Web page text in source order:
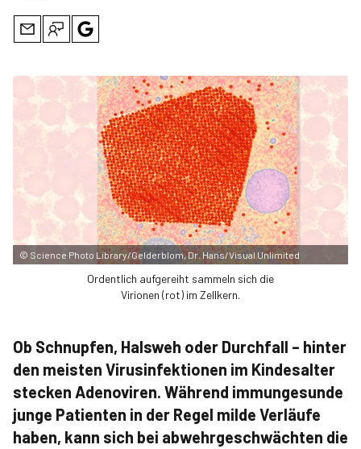
© Science Photo Library/Gelderblom, Dr. Hans/Visual Unlimited
Ordentlich aufgereiht sammeln sich die
Virionen (rot) im Zellkern.
Ob Schnupfen, Halsweh oder Durchfall – hinter
den meisten Virusinfektionen im Kindesalter
stecken Adenoviren. Während immungesunde
junge Patienten in der Regel milde Verläufe
haben, kann sich bei abwehrgeschwächten die